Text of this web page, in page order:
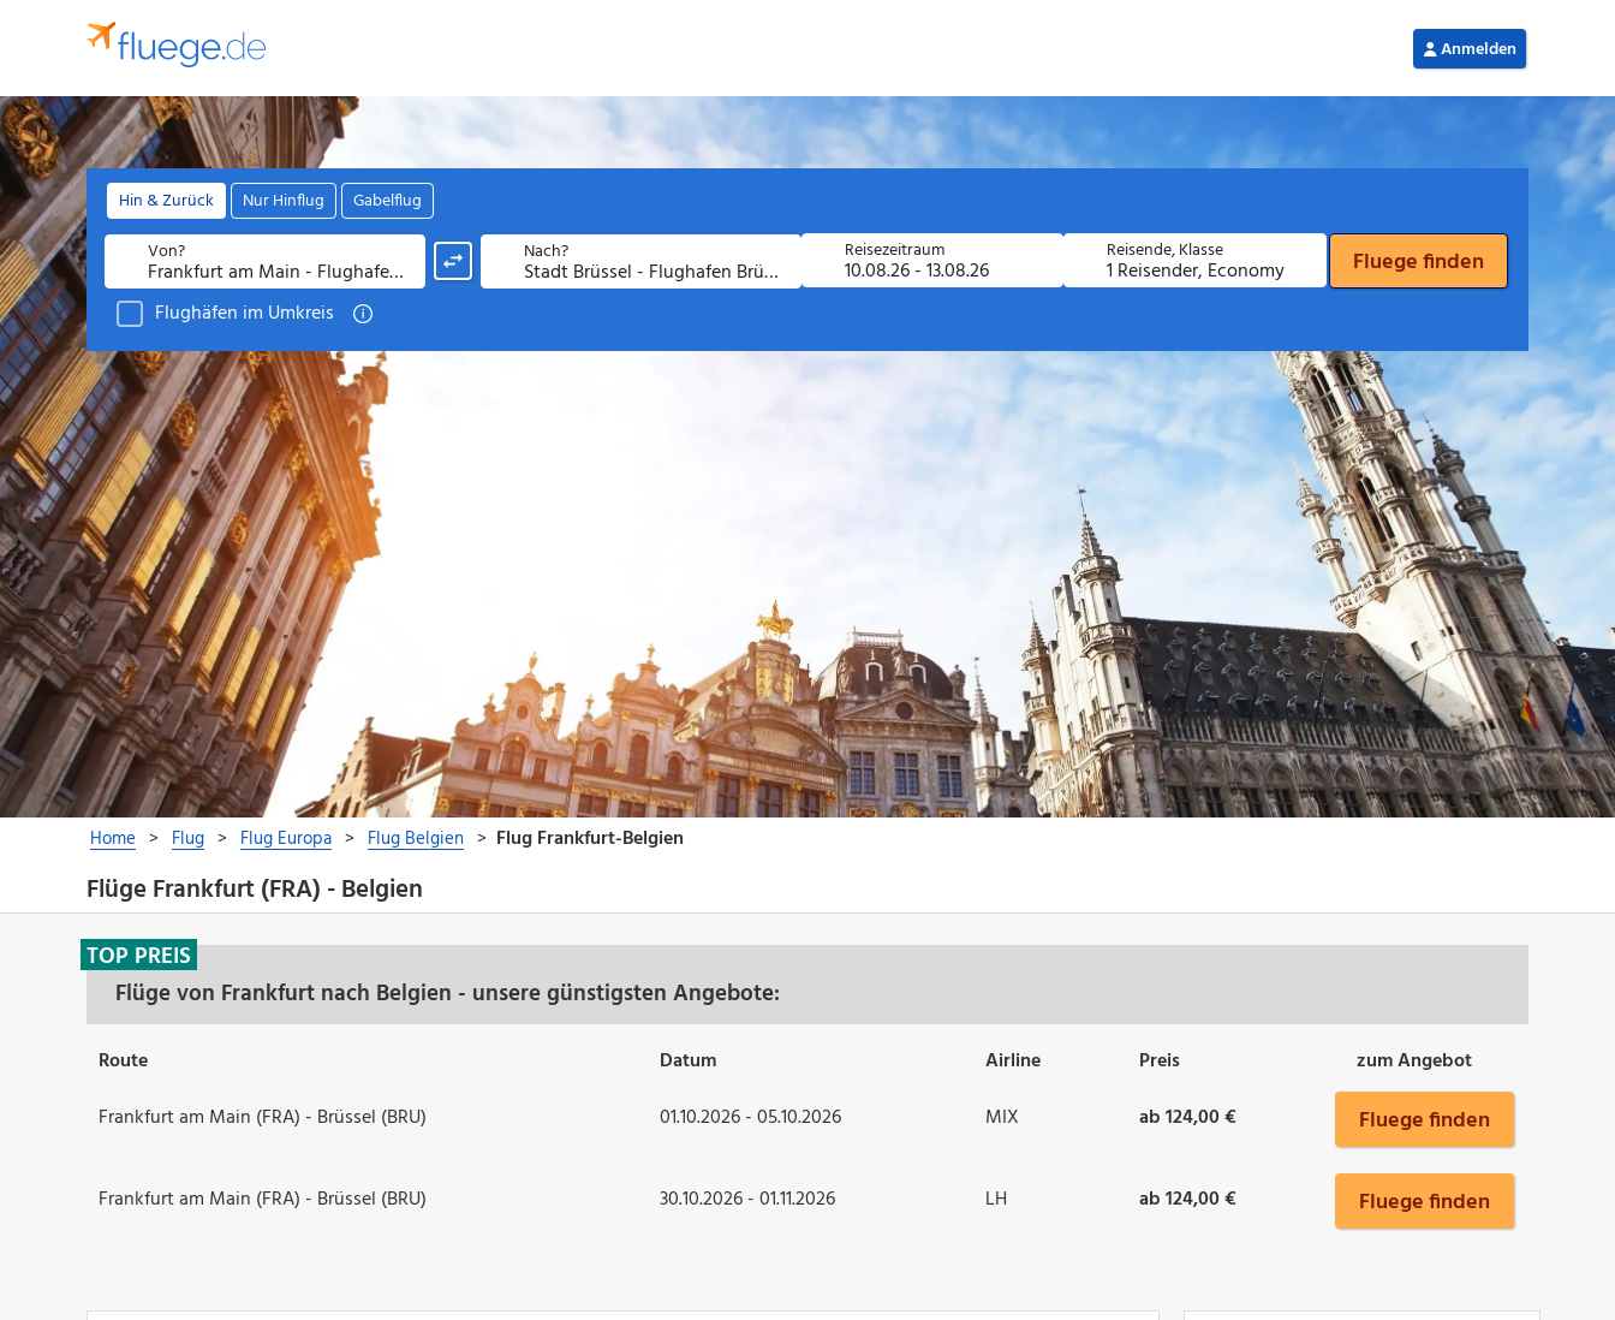
Flüge Frankfurt (FRA) - Belgien
Flüge von Frankfurt nach Belgien - unsere günstigsten Angebote:
TOP PREIS
Route Datum Airline Preis
zum Angebot
Frankfurt am Main (FRA) - Brüssel (BRU)
01.10.2026 - 05.10.2026 MIX ab 124,00 € Fluege finden
Frankfurt am Main (FRA) - Brüssel (BRU) 30.10.2026 - 01.11.2026 LH ab 124,00 € Fluege finden